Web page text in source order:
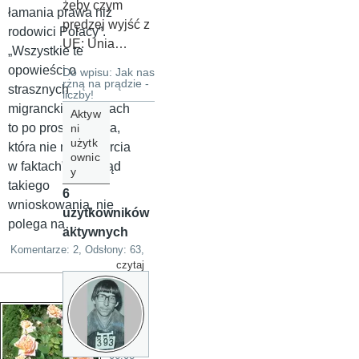
łamania prawa niż
rodowici Polacy”.
„Wszystkie te
opowieści o
strasznych
migranckich gangach
to po prostu bzdura,
która nie ma poparcia
w faktach”. Błąd
takiego
wnioskowania, nie
polega na…
Komentarze: 2, Odsłony: 63,
czytaj
Alina@
Warsza
wa,
06.08
żeby czym
prędzej wyjść z
UE: Unia…
Do wpisu: Jak nas
rżną na prądzie -
liczby!
Aktyw
ni
użytk
ownic
y
6
użytkowników
aktywnych